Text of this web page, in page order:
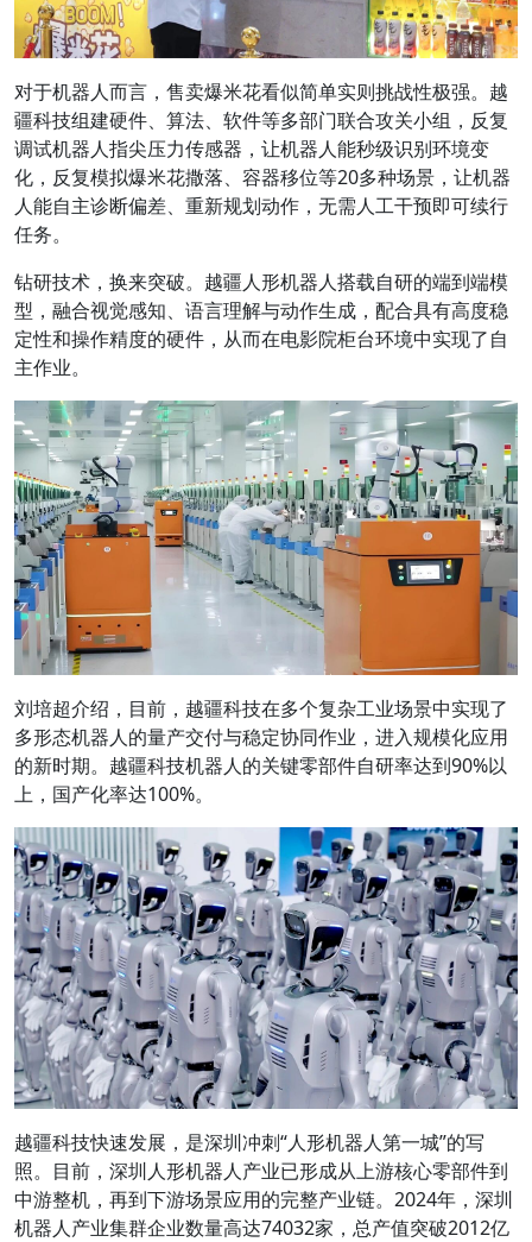
对于机器人而言，售卖爆米花看似简单实则挑战性极强。越
疆科技组建硬件、算法、软件等多部门联合攻关小组，反复
调试机器人指尖压力传感器，让机器人能秒级识别环境变
化，反复模拟爆米花撒落、容器移位等20多种场景，让机器
人能自主诊断偏差、重新规划动作，无需人工干预即可续行
任务。
钻研技术，换来突破。越疆人形机器人搭载自研的端到端模
型，融合视觉感知、语言理解与动作生成，配合具有高度稳
定性和操作精度的硬件，从而在电影院柜台环境中实现了自
主作业。
刘培超介绍，目前，越疆科技在多个复杂工业场景中实现了
多形态机器人的量产交付与稳定协同作业，进入规模化应用
的新时期。越疆科技机器人的关键零部件自研率达到90%以
上，国产化率达100%。
越疆科技快速发展，是深圳冲刺“人形机器人第一城”的写
照。目前，深圳人形机器人产业已形成从上游核心零部件到
中游整机，再到下游场景应用的完整产业链。2024年，深圳
机器人产业集群企业数量高达74032家，总产值突破2012亿